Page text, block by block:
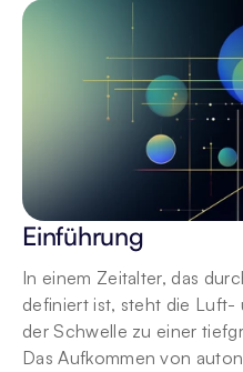
Einführung
In einem Zeitalter, das
definiert ist, steht die Luft-
der Schwelle zu einer
Das Aufkommen von